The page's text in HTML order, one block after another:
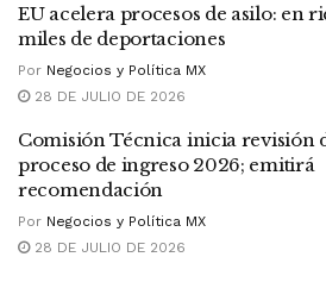
EU acelera procesos de asilo: en
miles de deportaciones
Por Negocios y Política MX
28 DE JULIO DE 2026
Comisión Técnica inicia revisión
proceso de ingreso 2026; emitirá
recomendación
Por Negocios y Política MX
28 DE JULIO DE 2026